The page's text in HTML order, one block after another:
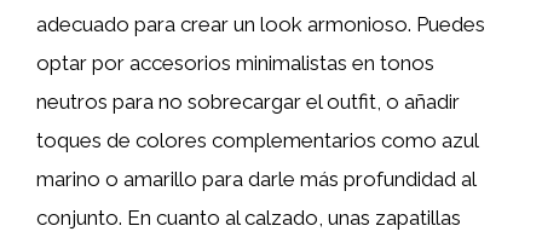
adecuado para crear un look armonioso. Puedes
optar por accesorios minimalistas en tonos
neutros para no sobrecargar el outfit, o añadir
toques de colores complementarios como azul
marino o amarillo para darle más profundidad al
conjunto. En cuanto al calzado, unas zapatillas